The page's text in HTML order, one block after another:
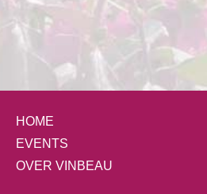
HOME
EVENTS
OVER VINBEAU